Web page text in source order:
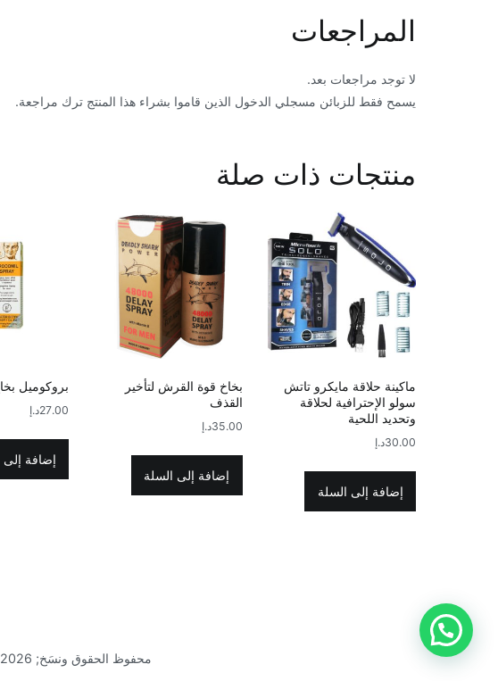
المراجعات
لا توجد مراجعات بعد.
يسمح فقط للزبائن مسجلي الدخول الذين قاموا بشراء هذا المنتج ترك مراجعة.
منتجات ذات صلة
ماكينة حلاقة مايكرو تاتش
سولو الإحترافية لحلاقة
وتحديد اللحية
30.00د.إ
إضافة إلى السلة
بخاخ قوة القرش لتأخير
القذف
35.00د.إ
إضافة إلى السلة
بروكوميل
27.00د.إ
إضافة إلى
محفوظ الحقوق ونسَخ; 2026